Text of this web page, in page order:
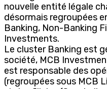
nouvelle entité légale
désormais regroupées
Banking, Non-Banking
Investments.
Le cluster Banking est
société, MCB
est responsable des
(regroupées sous MCB